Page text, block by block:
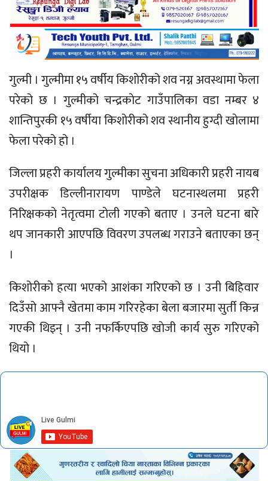
गुल्मी । गुल्मीमा १५ वर्षीय किशोरीको शव नग्न अवस्थामा फेला
परेको छ । गुल्मीको चन्द्रकाेट गाउँपालिका वडा नम्बर ४
शान्तिपुरकी १५ वर्षीया किशोरीको शव स्थानीय हुग्दी खाेलामा
फेला परेको हो ।
जिल्ला प्रहरी कार्यालय गुल्मीका सुचना अधिकारी प्रहरी नायब
उपरीक्षक डिल्लीनारायण पाण्डेले घटनास्थलमा प्रहरी
निरिक्षककाे नेतृत्वमा टाेली गएको बताए । उनले घटना बारे
थप जानकारी आएपछि विवरण उपलब्ध गराउने बताएका छन्
।
किशोरीकाे हत्या भएको आशंका गरिएको छ । उनी बिहिवार
दिउँसो आफ्नै खेतमा काम गरिरहेका बेला बजारमा सुर्ती किन्न
गएकी थिइन् । उनी नफर्किएपछि खाेजी कार्य सुरु गरिएको
थियो ।